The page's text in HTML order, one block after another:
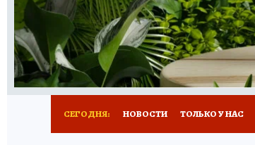
РАДИО КП РЕКЛАМА ТЕСТЫ
СЕГОДНЯ: НОВОСТИ ТОЛЬКО У НАС